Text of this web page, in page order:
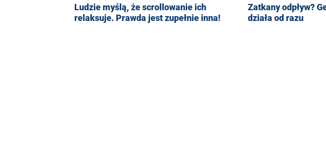
Ludzie myślą, że scrollowanie ich
relaksuje. Prawda jest zupełnie inna!
Zatkany odpływ?
działa od razu